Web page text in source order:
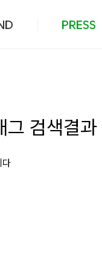
PRESS
그 검색결과
다